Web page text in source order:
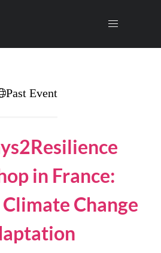
Past Event
in France:
Change